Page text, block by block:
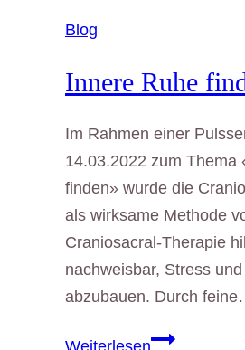
Zentrum
von
Zürich-
Oerlikon
Blog
Innere Ruhe
Im Rahmen einer
14.03.2022 zum Thema
finden» wurde die
als wirksame Methode
Craniosacral-Therapie
nachweisbar, Stress
abzubauen. Durch
Innere